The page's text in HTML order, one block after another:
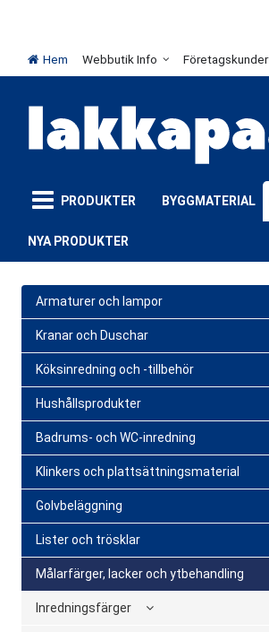
Hem Webbutik Info Företagskunder
PRODUKTER BYGGMATERIAL
NYA PRODUKTER
Armaturer och lampor
Kranar och Duschar
Köksinredning och -tillbehör
Hushållsprodukter
Badrums- och WC-inredning
Klinkers och plattsättningsmaterial
Golvbeläggning
Lister och trösklar
Målarfärger, lacker och ytbehandling
Inredningsfärger